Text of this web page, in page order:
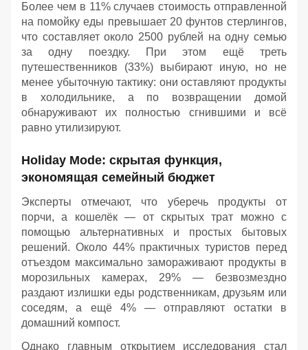
Более чем в 11% случаев стоимость отправленной
на помойку еды превышает 20 фунтов стерлингов,
что составляет около 2500 рублей на одну семью
за одну поездку. При этом ещё треть
путешественников (33%) выбирают иную, но не
менее убыточную тактику: они оставляют продукты
в холодильнике, а по возвращении домой
обнаруживают их полностью сгнившими и всё
равно утилизируют.
Holiday Mode: скрытая функция,
экономящая семейный бюджет
Эксперты отмечают, что уберечь продукты от
порчи, а кошелёк — от скрытых трат можно с
помощью альтернативных и простых бытовых
решений. Около 44% практичных туристов перед
отъездом максимально замораживают продукты в
морозильных камерах, 29% — безвозмездно
раздают излишки еды родственникам, друзьям или
соседям, а ещё 4% — отправляют остатки в
домашний компост.
Однако главным открытием исследования стал